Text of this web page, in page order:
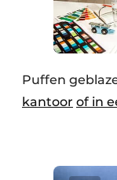
Puffen
kantoor of in